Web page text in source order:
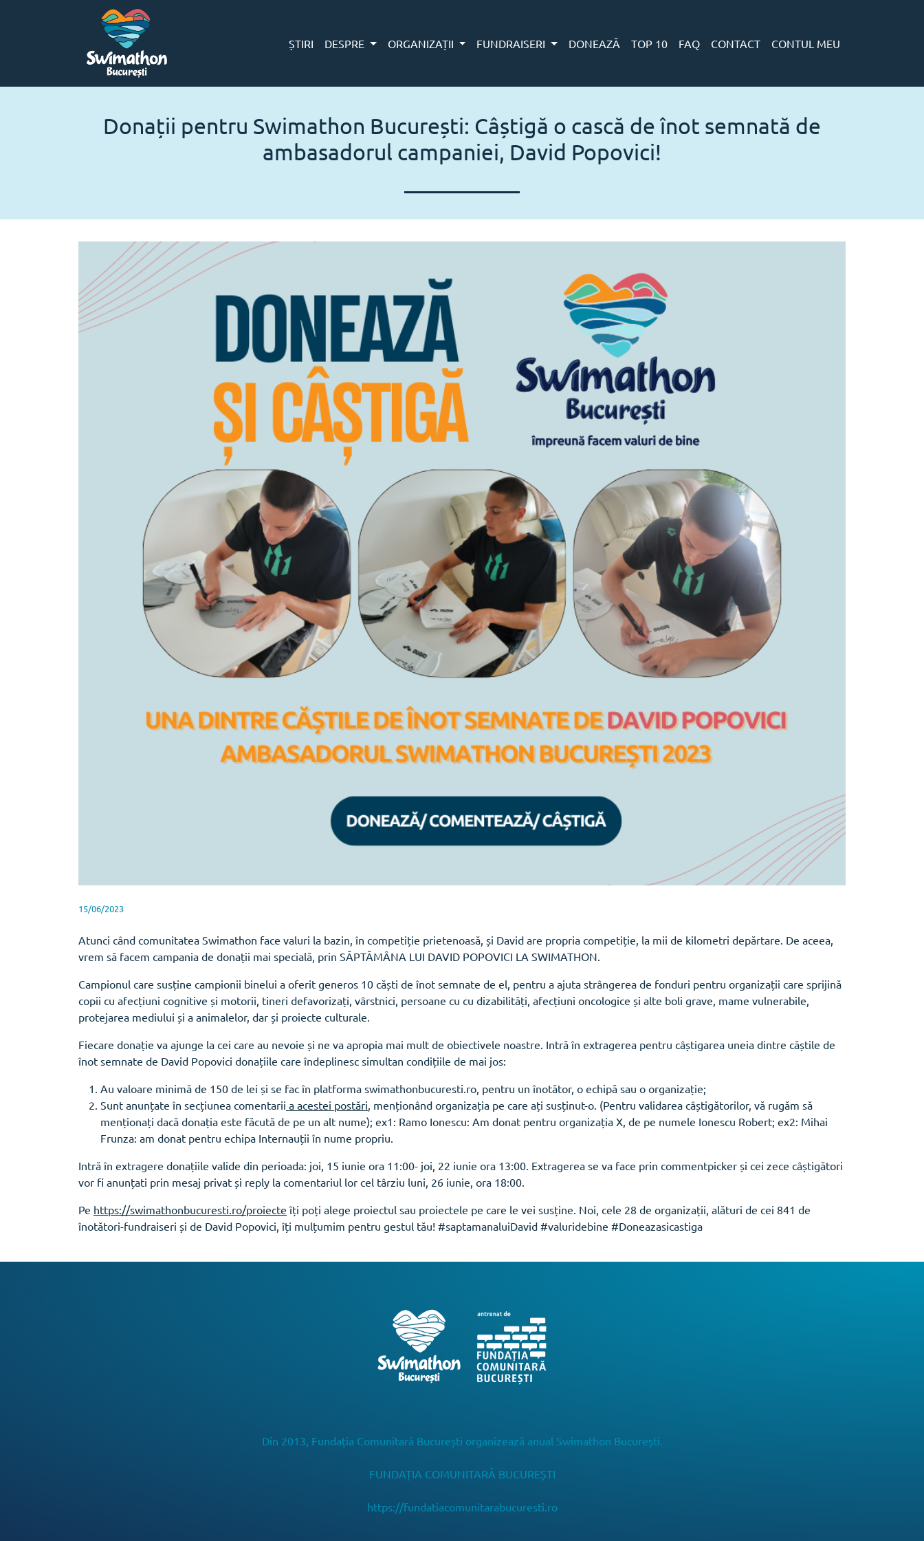
ȘTIRI DESPRE ORGANIZAȚII FUNDRAISERI DONEAZĂ TOP 10 FAQ CONTACT CONTUL MEU
Donații pentru Swimathon București: Câștigă o cască de înot semnată de
ambasadorul campaniei, David Popovici!
15/06/2023
Atunci când comunitatea Swimathon face valuri la bazin, în competiție prietenoasă, și David are propria competiție, la mii de kilometri depărtare. De aceea,
vrem să facem campania de donații mai specială, prin SĂPTĂMÂNA LUI DAVID POPOVICI LA SWIMATHON.
Campionul care susține campionii binelui a oferit generos 10 căști de înot semnate de el, pentru a ajuta strângerea de fonduri pentru organizații care sprijină
copii cu afecțiuni cognitive și motorii, tineri defavorizați, vârstnici, persoane cu cu dizabilități, afecțiuni oncologice și alte boli grave, mame vulnerabile,
protejarea mediului și a animalelor, dar și proiecte culturale.
Fiecare donație va ajunge la cei care au nevoie și ne va apropia mai mult de obiectivele noastre. Intră în extragerea pentru câștigarea uneia dintre căștile de
înot semnate de David Popovici donațiile care îndeplinesc simultan condițiile de mai jos:
Au valoare minimă de 150 de lei și se fac în platforma swimathonbucuresti.ro, pentru un înotător, o echipă sau o organizație;
Sunt anunțate în secțiunea comentarii a acestei postări , menționând organizația pe care ați susținut-o. (Pentru validarea câștigătorilor, vă rugăm să
menționați dacă donația este făcută de pe un alt nume); ex1: Ramo Ionescu: Am donat pentru organizația X, de pe numele Ionescu Robert; ex2: Mihai
Frunza: am donat pentru echipa Internauții în nume propriu.
Intră în extragere donațiile valide din perioada: joi, 15 iunie ora 11:00- joi, 22 iunie ora 13:00. Extragerea se va face prin commentpicker și cei zece câștigători
vor fi anunțati prin mesaj privat și reply la comentariul lor cel târziu luni, 26 iunie, ora 18:00.
Pe https://swimathonbucuresti.ro/proiecte îți poți alege proiectul sau proiectele pe care le vei susține. Noi, cele 28 de organizații, alături de cei 841 de
înotători-fundraiseri și de David Popovici, îți mulțumim pentru gestul tău! #saptamanaluiDavid #valuridebine #Doneazasicastiga
Din 2013, Fundația Comunitară București organizează anual Swimathon București.
FUNDAȚIA COMUNITARĂ BUCUREȘTI
https://fundatiacomunitarabucuresti.ro